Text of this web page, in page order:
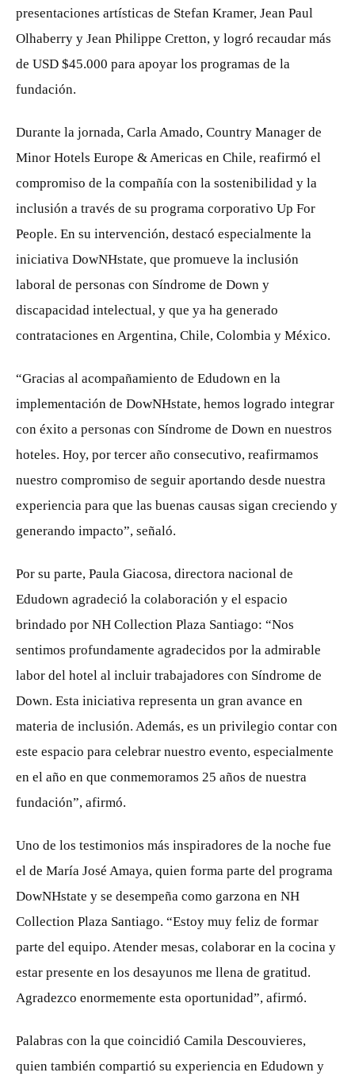
presentaciones artísticas de Stefan Kramer, Jean Paul
Olhaberry y Jean Philippe Cretton, y logró recaudar más
de USD $45.000 para apoyar los programas de la
fundación.
Durante la jornada, Carla Amado, Country Manager de
Minor Hotels Europe & Americas en Chile, reafirmó el
compromiso de la compañía con la sostenibilidad y la
inclusión a través de su programa corporativo Up For
People. En su intervención, destacó especialmente la
iniciativa DowNHstate, que promueve la inclusión
laboral de personas con Síndrome de Down y
discapacidad intelectual, y que ya ha generado
contrataciones en Argentina, Chile, Colombia y México.
“Gracias al acompañamiento de Edudown en la
implementación de DowNHstate, hemos logrado integrar
con éxito a personas con Síndrome de Down en nuestros
hoteles. Hoy, por tercer año consecutivo, reafirmamos
nuestro compromiso de seguir aportando desde nuestra
experiencia para que las buenas causas sigan creciendo y
generando impacto”, señaló.
Por su parte, Paula Giacosa, directora nacional de
Edudown agradeció la colaboración y el espacio
brindado por NH Collection Plaza Santiago: “Nos
sentimos profundamente agradecidos por la admirable
labor del hotel al incluir trabajadores con Síndrome de
Down. Esta iniciativa representa un gran avance en
materia de inclusión. Además, es un privilegio contar con
este espacio para celebrar nuestro evento, especialmente
en el año en que conmemoramos 25 años de nuestra
fundación”, afirmó.
Uno de los testimonios más inspiradores de la noche fue
el de María José Amaya, quien forma parte del programa
DowNHstate y se desempeña como garzona en NH
Collection Plaza Santiago. “Estoy muy feliz de formar
parte del equipo. Atender mesas, colaborar en la cocina y
estar presente en los desayunos me llena de gratitud.
Agradezco enormemente esta oportunidad”, afirmó.
Palabras con la que coincidió Camila Descouvieres,
quien también compartió su experiencia en Edudown y